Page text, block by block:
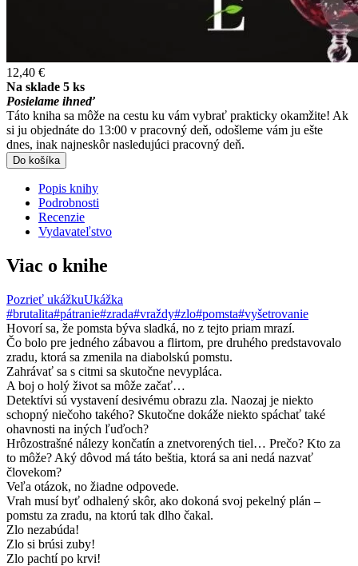
12,40 €
Na sklade 5 ks
Posielame ihneď
Táto kniha sa môže na cestu ku vám vybrať prakticky okamžite! Ak
si ju objednáte do 13:00 v pracovný deň, odošleme vám ju ešte
dnes, inak najneskôr nasledujúci pracovný deň.
Do košíka
Popis knihy
Podrobnosti
Recenzie
Vydavateľstvo
Viac o knihe
Pozrieť ukážkuUkážka
#brutalita#pátranie#zrada#vraždy#zlo#pomsta#vyšetrovanie
Hovorí sa, že pomsta býva sladká, no z tejto priam mrazí.
Čo bolo pre jedného zábavou a flirtom, pre druhého predstavovalo
zradu, ktorá sa zmenila na diabolskú pomstu.
Zahrávať sa s citmi sa skutočne nevypláca.
A boj o holý život sa môže začať…
Detektívi sú vystavení desivému obrazu zla. Naozaj je niekto
schopný niečoho takého? Skutočne dokáže niekto spáchať také
ohavnosti na iných ľuďoch?
Hrôzostrašné nálezy končatín a znetvorených tiel… Prečo? Kto za
to môže? Aký dôvod má táto beštia, ktorá sa ani nedá nazvať
človekom?
Veľa otázok, no žiadne odpovede.
Vrah musí byť odhalený skôr, ako dokoná svoj pekelný plán –
pomstu za zradu, na ktorú tak dlho čakal.
Zlo nezabúda!
Zlo si brúsi zuby!
Zlo pachtí po krvi!